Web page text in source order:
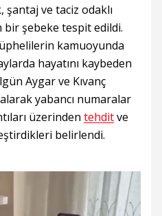
ve taciz odaklı
şebeke tespit edildi.
kamuoyunda
hayatını kaybeden
Aygar ve Kıvanç
yabancı numaralar
üzerinden tehditve
belirlendi.